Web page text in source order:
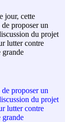
jour, cette
proposer un
du projet
lutter contre
grande
proposer un
du projet
lutter contre
grande